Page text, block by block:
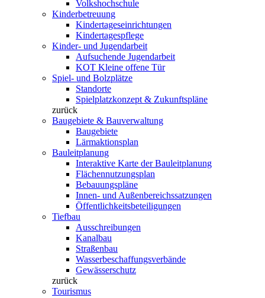
Volkshochschule
Kinderbetreuung
Kindertageseinrichtungen
Kindertagespflege
Kinder- und Jugendarbeit
Aufsuchende Jugendarbeit
KOT Kleine offene Tür
Spiel- und Bolzplätze
Standorte
Spielplatzkonzept & Zukunftspläne
zurück
Baugebiete & Bauverwaltung
Baugebiete
Lärmaktionsplan
Bauleitplanung
Interaktive Karte der Bauleitplanung
Flächennutzungsplan
Bebauungspläne
Innen- und Außenbereichssatzungen
Öffentlichkeitsbeteiligungen
Tiefbau
Ausschreibungen
Kanalbau
Straßenbau
Wasserbeschaffungsverbände
Gewässerschutz
zurück
Tourismus